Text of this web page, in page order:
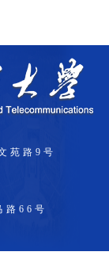
苑路9号
路66号